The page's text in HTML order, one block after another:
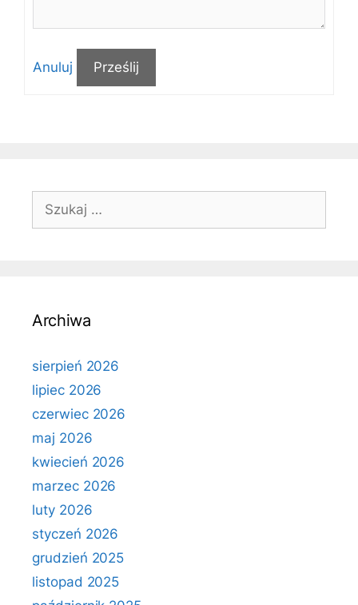
Anuluj Prześlij
Szukaj:
Archiwa
sierpień 2026
lipiec 2026
czerwiec 2026
maj 2026
kwiecień 2026
marzec 2026
luty 2026
styczeń 2026
grudzień 2025
listopad 2025